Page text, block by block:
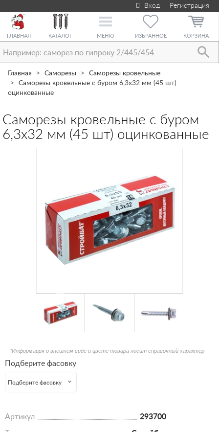
Вход Регистрация
ГЛАВНАЯ КАТАЛОГ
Toggle
МЕНЮ ИЗБРАННОЕ КОРЗИНА
Главная Саморезы
Саморезы кровельные
Саморезы кровельные с буром 6,3х32 мм (45 шт)
оцинкованные
Саморезы кровельные с буром
6,3х32 мм (45 шт) оцинкованные
*Информация о внешнем виде и цвете товара носит справочный характер
Подберите фасовку
Подберите фасовку
Артикул 293700